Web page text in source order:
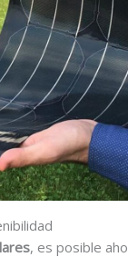
, es posible